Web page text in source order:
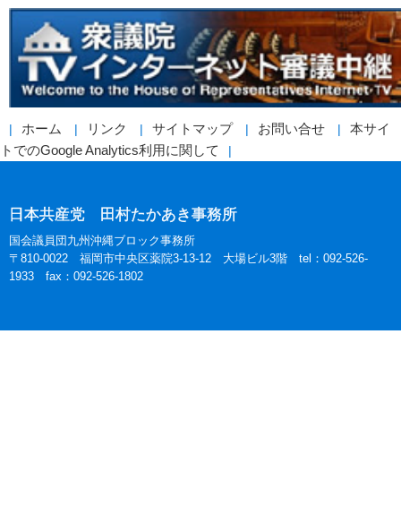
ホーム リンク サイトマップ お問い合せ
本サイ
トでのGoogle Analytics利用に関して
日本共産党 田村たかあき事務所
国会議員団九州沖縄ブロック事務所
〒810-0022 福岡市中央区薬院3-13-12 大場ビル3階 tel：092-526-
1933 fax：092-526-1802